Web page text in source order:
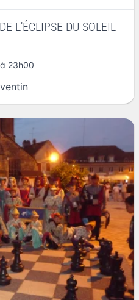
L'ÉCLIPSE DU SOLEIL
23h00